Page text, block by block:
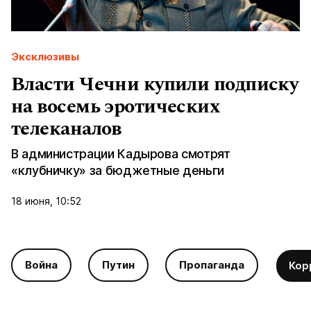
Эксклюзивы
Власти Чечни купили подписку
на восемь эротических
телеканалов
В администрации Кадырова смотрят
«клубничку» за бюджетные деньги
18 июня, 10:52
Война Путин Пропаганда